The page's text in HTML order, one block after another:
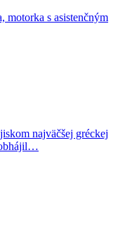
motorka s asistenčným
najväčšej gréckej